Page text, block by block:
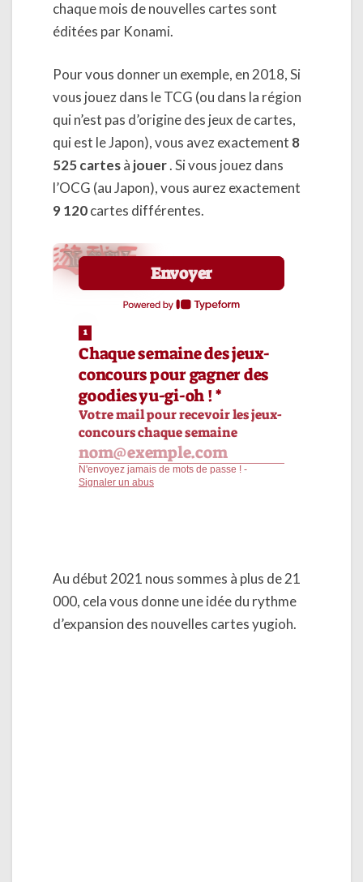
chaque mois de nouvelles cartes sont
éditées par Konami.
Pour vous donner un exemple, en 2018, Si
vous jouez dans le TCG (ou dans la région
qui n’est pas d’origine des jeux de cartes,
qui est le Japon), vous avez exactement 8
525 cartesà jouer. Si vous jouez dans
l’OCG (au Japon), vous aurez exactement
9 120cartes différentes.
Au début 2021 nous sommes à plus de 21
000, cela vous donne une idée du rythme
d’expansion des nouvelles cartes yugioh.